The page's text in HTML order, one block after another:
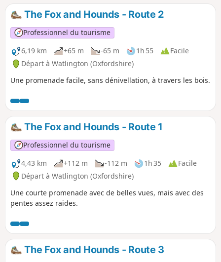
The Fox and Hounds - Route 2
Professionnel du tourisme
6,19 km
+65 m -65 m 1h 55
Facile
Départ à Watlington (Oxfordshire)
Une promenade facile, sans dénivellation, à travers les bois.
The Fox and Hounds - Route 1
Professionnel du tourisme
4,43 km
+112 m -112 m 1h 35
Facile
Départ à Watlington (Oxfordshire)
Une courte promenade avec de belles vues, mais avec des
pentes assez raides.
The Fox and Hounds - Route 3